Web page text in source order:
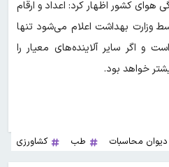
کشور اظهار کرد: اعداد و ارقام
وزارت بهداشت اعلام می‌شود تنها
و اگر سایر آلاینده‌های معیار را
خواهد بود.
دیوان محاسبات طب کشاورزی